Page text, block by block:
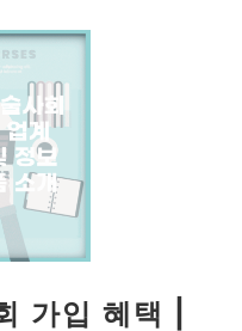
가입 혜택 |